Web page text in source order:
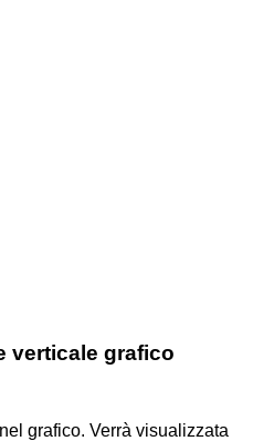
verticale grafico
grafico. Verrà visualizzata